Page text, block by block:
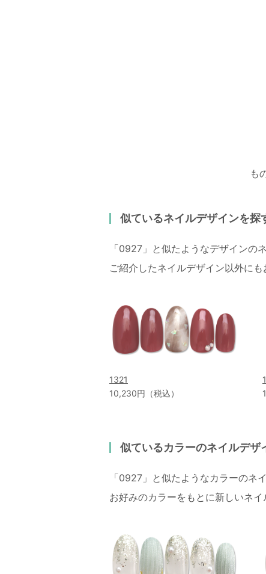
も
似ているネイルデザインを探
「0927」と似たようなデザインの
ご紹介したネイルデザイン以外に
1321
10,230円（税込）
似ているカラーのネイルデザ
「0927」と似たようなカラーのネ
お好みのカラーをもとに新しいネイ